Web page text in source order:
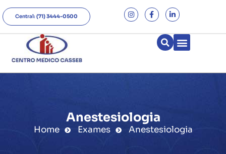
Central:(71) 3444-0500
Anestesiologia
Home Exames Anestesiologia